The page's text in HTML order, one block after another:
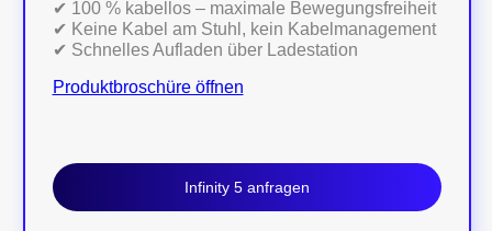
✔ 100 % kabellos – maximale Bewegungsfreiheit
✔ Keine Kabel am Stuhl, kein Kabelmanagement
✔ Schnelles Aufladen über Ladestation
Produktbroschüre öffnen
Infinity 5 anfragen